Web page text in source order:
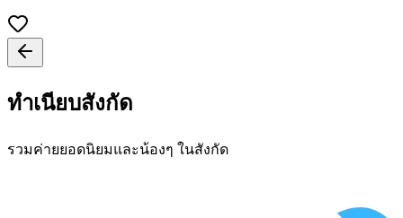
ทำเนียบสังกัด
รวมค่ายยอดนิยมและน้องๆ ในสังกัด